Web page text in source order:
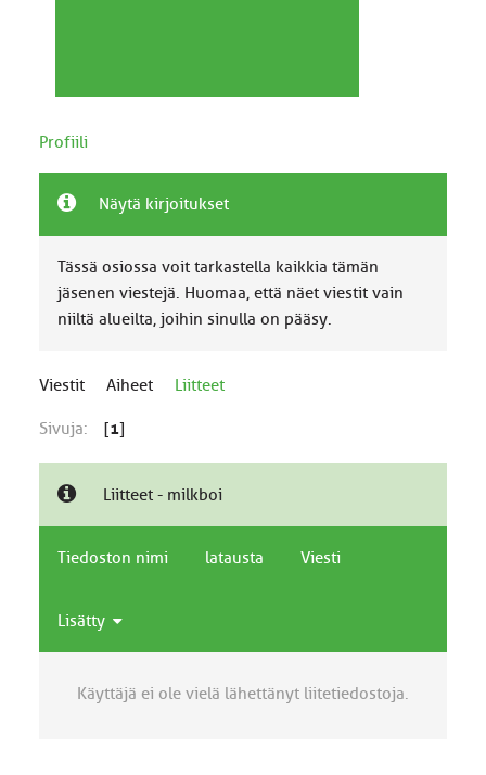
Profiili
Näytä kirjoitukset
Tässä osiossa voit tarkastella kaikkia tämän
jäsenen viestejä. Huomaa, että näet viestit vain
niiltä alueilta, joihin sinulla on pääsy.
Viestit Aiheet Liitteet
Sivuja: [1]
Liitteet - milkboi
Tiedoston nimi latausta Viesti
Lisätty
Käyttäjä ei ole vielä lähettänyt liitetiedostoja.